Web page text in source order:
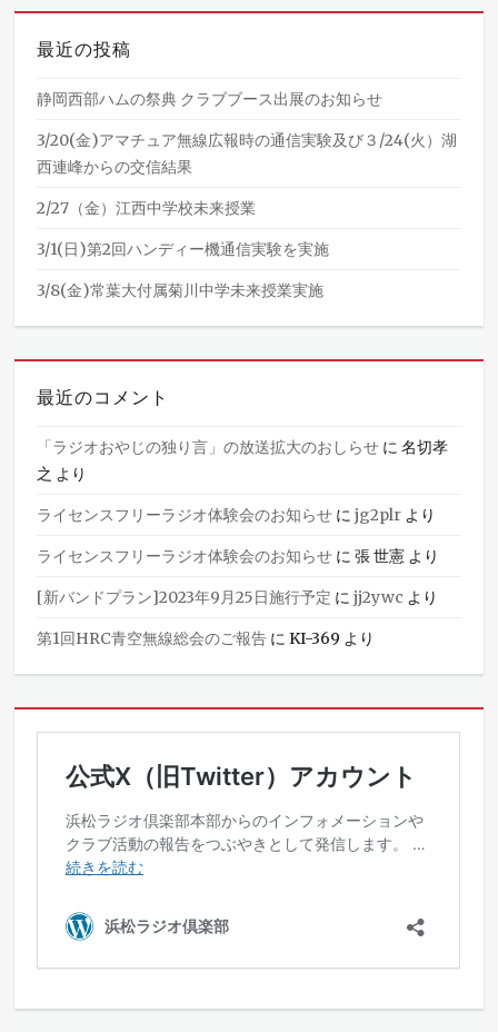
最近の投稿
静岡西部ハムの祭典 クラブブース出展のお知らせ
3/20(金)アマチュア無線広報時の通信実験及び３/24(火）湖
西連峰からの交信結果
2/27（金）江西中学校未来授業
3/1(日)第2回ハンディー機通信実験を実施
3/8(金)常葉大付属菊川中学未来授業実施
最近のコメント
「ラジオおやじの独り言」の放送拡大のおしらせ に名切孝
之 より
ライセンスフリーラジオ体験会のお知らせ にjg2plr より
ライセンスフリーラジオ体験会のお知らせ に張 世憲 より
[新バンドプラン]2023年9月25日施行予定 にjj2ywc より
第1回HRC青空無線総会のご報告 にKI-369 より